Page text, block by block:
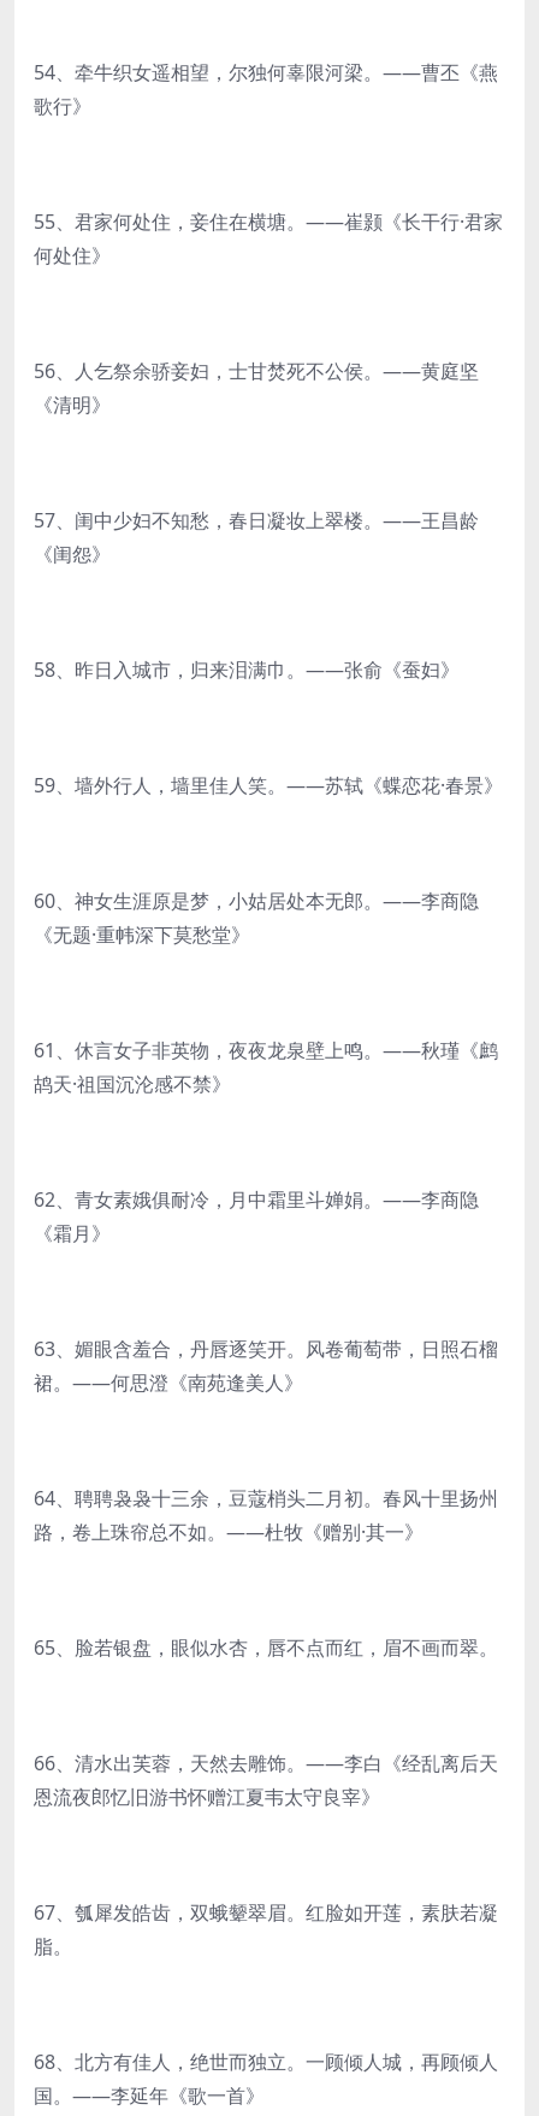
54、牵牛织女遥相望，尔独何辜限河梁。——曹丕《燕
歌行》
55、君家何处住，妾住在横塘。——崔颢《长干行·君家
何处住》
56、人乞祭余骄妾妇，士甘焚死不公侯。——黄庭坚
《清明》
57、闺中少妇不知愁，春日凝妆上翠楼。——王昌龄
《闺怨》
58、昨日入城市，归来泪满巾。——张俞《蚕妇》
59、墙外行人，墙里佳人笑。——苏轼《蝶恋花·春景》
60、神女生涯原是梦，小姑居处本无郎。——李商隐
《无题·重帏深下莫愁堂》
61、休言女子非英物，夜夜龙泉壁上鸣。——秋瑾《鹧
鸪天·祖国沉沦感不禁》
62、青女素娥俱耐冷，月中霜里斗婵娟。——李商隐
《霜月》
63、媚眼含羞合，丹唇逐笑开。风卷葡萄带，日照石榴
裙。——何思澄《南苑逢美人》
64、聘聘袅袅十三余，豆蔻梢头二月初。春风十里扬州
路，卷上珠帘总不如。——杜牧《赠别·其一》
65、脸若银盘，眼似水杏，唇不点而红，眉不画而翠。
66、清水出芙蓉，天然去雕饰。——李白《经乱离后天
恩流夜郎忆旧游书怀赠江夏韦太守良宰》
67、瓠犀发皓齿，双蛾颦翠眉。红脸如开莲，素肤若凝
脂。
68、北方有佳人，绝世而独立。一顾倾人城，再顾倾人
国。——李延年《歌一首》